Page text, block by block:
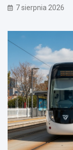
7 sierpnia 2026